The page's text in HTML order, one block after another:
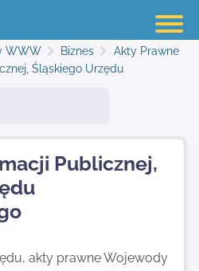
WWW Biznes
Akty Prawne
Śląskiego Urzędu
Publicznej,
akty prawne Wojewody